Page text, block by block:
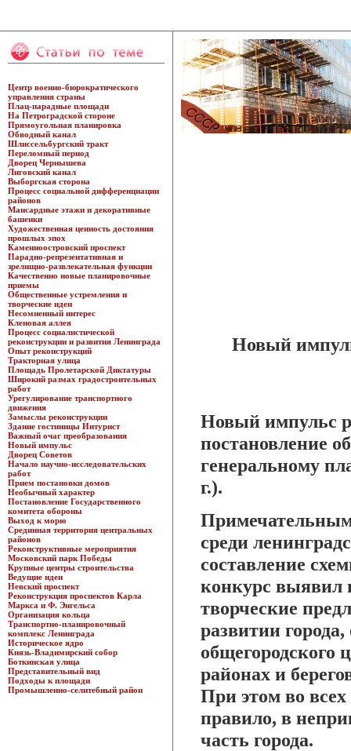
Центр военно-бюрократического
управления страны
Плац-парадные площади
На Петроградской стороне
Прямоугольная планировка
Обводный канал
Шлиссельбургский тракт
Переломный период
Дворец Чернышева
Лиговский канал
Выборгская сторона
Процесс социальной дифференциации
районов
Мансардные этажи и декоративные
башенки
Художественная ценность достояния
прошлых эпох
Каменноостровский проспект
Парадно-репрезентативная и
зрелищно-развлекательная функции
Качественно новые планировочные
приемы
Общественные устремления и
творческие идеи
Несомненный интерес
Кленовая аллея
Процесс социалистической
реконструкции и развития Ленинграда
Опыт реконструкций
Тракторная улица
Площадь Пролетарской Диктатуры
Широкий размах градостроительных
работ
Урегулирование транспортного
движения
Замыслы реконструкции
Здание гостиницы Интурист
Важный очаг преобразования
Новый импульс
Дворец Советов
Начало научно-исследовательских
работ
Прием постановки домов
Необычный характер
Постановление Государственного
комитета обороны
Выход к морю
Срединная территория центральных
районов
Реконструктивные мероприятия
Московский парк Победы
Крупные центры строительства
Ведущие идеи
Невский проспект
Реконструкция проспектов Карла
Маркса и Ф. Энгельса
Организация кольца
Транспортно-планировочный
комплекс Ленинграда
Историческое ядро
Князь-Владимирский собор
Боткинская улица
Представительный вид
Подходы к площади
Промышленно-селитебный район
Новый
Новый импульс
постановление
генеральному
г.).
среди
составление
конкурс выявил
творческие
развитии
районах и
При этом во всех
правило, в
часть города.